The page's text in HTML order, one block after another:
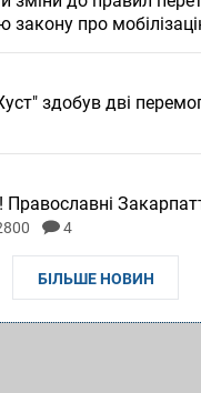
закону про
здобув дві
Православні
4
БІЛЬШЕ НОВИН